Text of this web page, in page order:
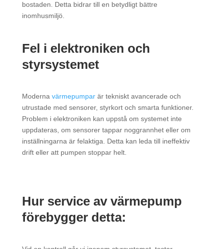
bostaden. Detta bidrar till en betydligt bättre
inomhusmiljö.
Fel i elektroniken och
styrsystemet
Moderna värmepumpar är tekniskt avancerade och
utrustade med sensorer, styrkort och smarta funktioner.
Problem i elektroniken kan uppstå om systemet inte
uppdateras, om sensorer tappar noggrannhet eller om
inställningarna är felaktiga. Detta kan leda till ineffektiv
drift eller att pumpen stoppar helt.
Hur service av värmepump
förebygger detta: